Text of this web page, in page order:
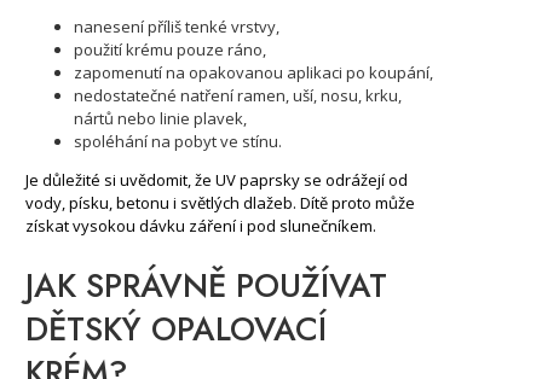
nanesení příliš tenké vrstvy,
použití krému pouze ráno,
zapomenutí na opakovanou aplikaci po koupání,
nedostatečné natření ramen, uší, nosu, krku,
nártů nebo linie plavek,
spoléhání na pobyt ve stínu.
Je důležité si uvědomit, že UV paprsky se odrážejí od
vody, písku, betonu i světlých dlažeb. Dítě proto může
získat vysokou dávku záření i pod slunečníkem.
JAK SPRÁVNĚ POUŽÍVAT
DĚTSKÝ OPALOVACÍ